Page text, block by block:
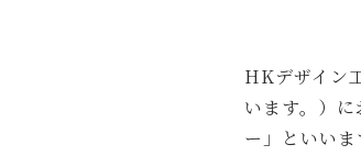
HKデザイン
います。）
ー」といいま